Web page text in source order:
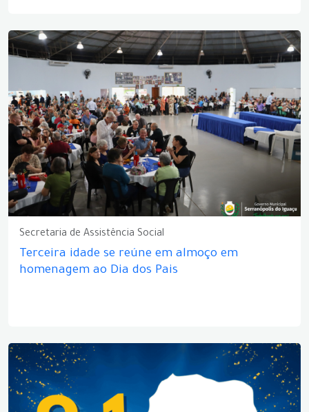
Secretaria de Assistência Social
Terceira idade se reúne em almoço em
homenagem ao Dia dos Pais